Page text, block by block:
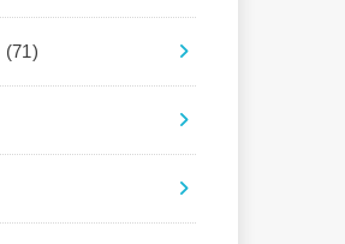
(71)